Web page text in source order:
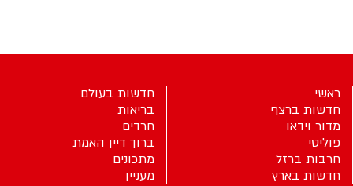
ראשי
חדשות ברצף
מדור וידאו
פוליטי
חרבות ברזל
חדשות בארץ
חדשות בעולם
בריאות
חרדים
ברוך דיין האמת
מתכונים
מעניין